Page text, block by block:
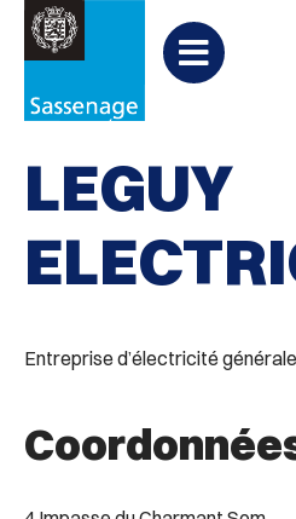
Aller à la recherche
PARTAGER 
Partager
sur
LEGUY
Entreprise d’électricité générale